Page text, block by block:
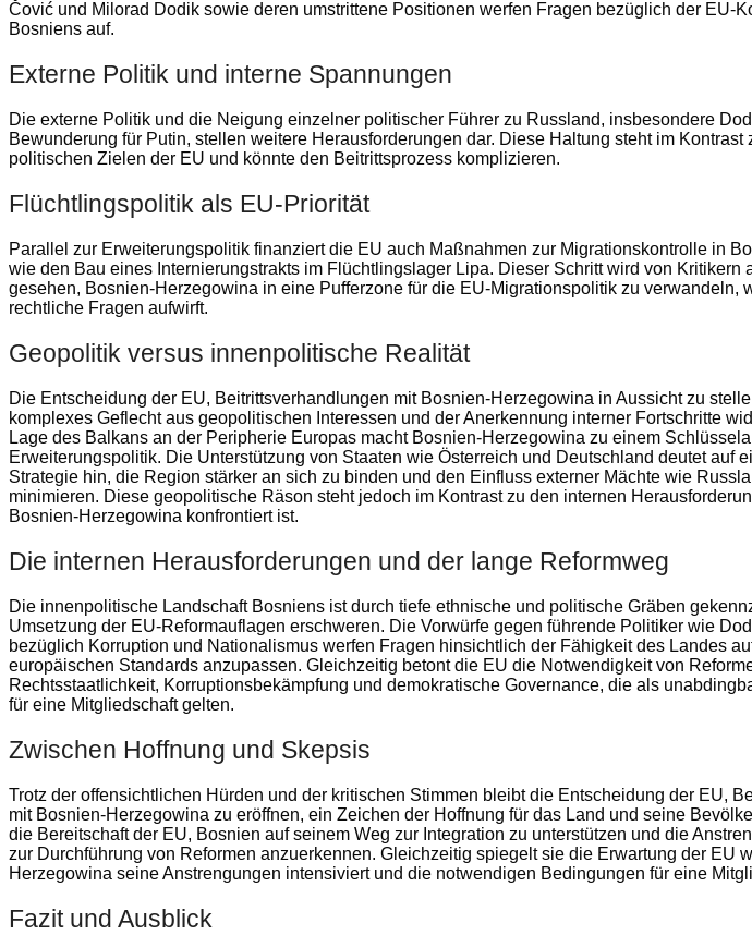
Čović und Milorad Dodik sowie deren umstrittene Positionen werfen Fragen bezüglich der EU-
Bosniens auf.
Externe Politik und interne Spannungen
Die externe Politik und die Neigung einzelner politischer Führer zu Russland, insbesondere
Bewunderung für Putin, stellen weitere Herausforderungen dar. Diese Haltung steht im Kontrast
politischen Zielen der EU und könnte den Beitrittsprozess komplizieren.
Flüchtlingspolitik als EU-Priorität
Parallel zur Erweiterungspolitik finanziert die EU auch Maßnahmen zur Migrationskontrolle in
wie den Bau eines Internierungstrakts im Flüchtlingslager Lipa. Dieser Schritt wird von Kritikern
gesehen, Bosnien-Herzegowina in eine Pufferzone für die EU-Migrationspolitik zu verwandeln,
rechtliche Fragen aufwirft.
Geopolitik versus innenpolitische Realität
Die Entscheidung der EU, Beitrittsverhandlungen mit Bosnien-Herzegowina in Aussicht zu
komplexes Geflecht aus geopolitischen Interessen und der Anerkennung interner Fortschritte
Lage des Balkans an der Peripherie Europas macht Bosnien-Herzegowina zu einem
Erweiterungspolitik. Die Unterstützung von Staaten wie Österreich und Deutschland deutet auf
Strategie hin, die Region stärker an sich zu binden und den Einfluss externer Mächte wie
minimieren. Diese geopolitische Räson steht jedoch im Kontrast zu den internen
Bosnien-Herzegowina konfrontiert ist.
Die internen Herausforderungen und der lange Reformweg
Die innenpolitische Landschaft Bosniens ist durch tiefe ethnische und politische Gräben
Umsetzung der EU-Reformauflagen erschweren. Die Vorwürfe gegen führende Politiker wie
bezüglich Korruption und Nationalismus werfen Fragen hinsichtlich der Fähigkeit des Landes
europäischen Standards anzupassen. Gleichzeitig betont die EU die Notwendigkeit von
Rechtsstaatlichkeit, Korruptionsbekämpfung und demokratische Governance, die als
für eine Mitgliedschaft gelten.
Zwischen Hoffnung und Skepsis
Trotz der offensichtlichen Hürden und der kritischen Stimmen bleibt die Entscheidung der EU,
mit Bosnien-Herzegowina zu eröffnen, ein Zeichen der Hoffnung für das Land und seine
die Bereitschaft der EU, Bosnien auf seinem Weg zur Integration zu unterstützen und die
zur Durchführung von Reformen anzuerkennen. Gleichzeitig spiegelt sie die Erwartung der EU
Herzegowina seine Anstrengungen intensiviert und die notwendigen Bedingungen für eine
Fazit und Ausblick